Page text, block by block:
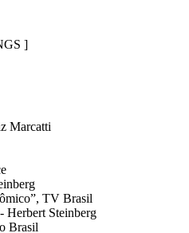
]
Marcatti
TV Brasil
Herbert Steinberg
Brasil